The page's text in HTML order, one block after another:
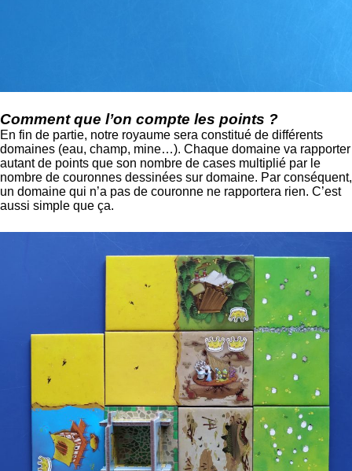
Comment que l’on compte les points ?
En fin de partie, notre royaume sera constitué de différents
domaines (eau, champ, mine…). Chaque domaine va rapporter
autant de points que son nombre de cases multiplié par le
nombre de couronnes dessinées sur domaine. Par conséquent,
un domaine qui n’a pas de couronne ne rapportera rien. C’est
aussi simple que ça.